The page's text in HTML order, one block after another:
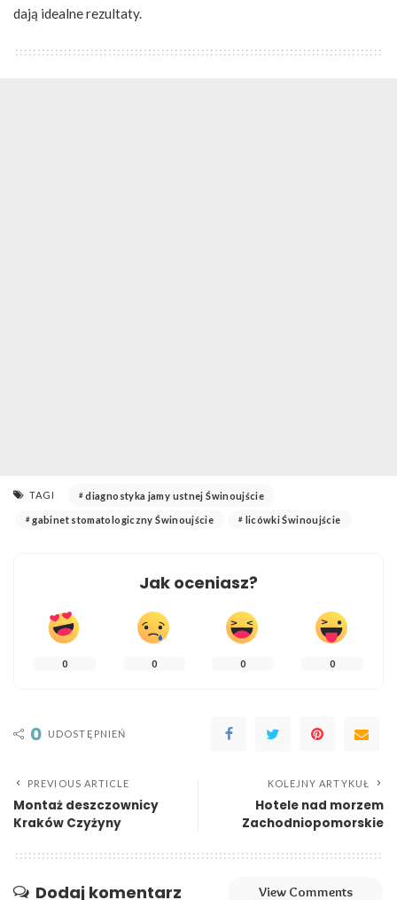
dają idealne rezultaty.
TAGI diagnostyka jamy ustnej Świnoujście
gabinet stomatologiczny Świnoujście licówki Świnoujście
Jak oceniasz?
0 0 0 0
0 UDOSTĘPNIEŃ
PREVIOUS ARTICLE
Montaż deszczownicy
Kraków Czyżyny
KOLEJNY ARTYKUŁ
Hotele nad morzem
Zachodniopomorskie
Dodaj komentarz View Comments